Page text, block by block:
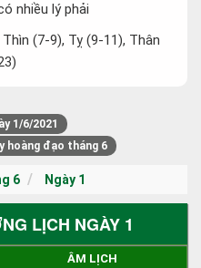
nhiều lý phải
Thìn (7-9), Tỵ (9-11), Thân
1/6/2021
hoàng đạo tháng 6
6 Ngày 1
LỊCH NGÀY 1
ÂM LỊCH